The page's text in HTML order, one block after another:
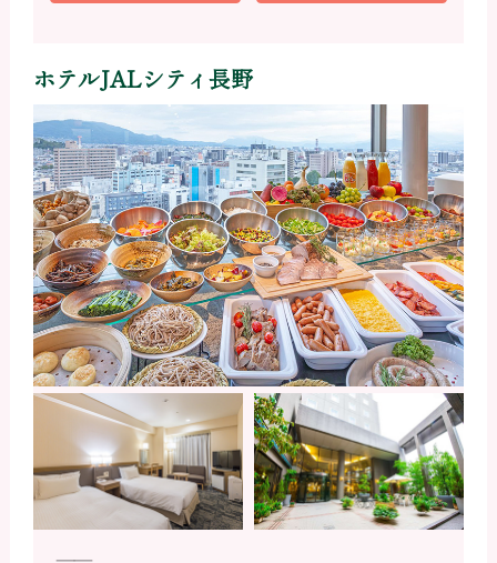
ホテルJALシティ長野